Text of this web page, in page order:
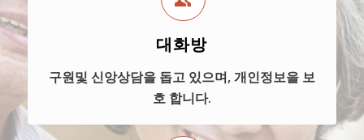
대화방
구원및 신앙상담을 돕고 있으며, 개인정보을 보
호 합니다.